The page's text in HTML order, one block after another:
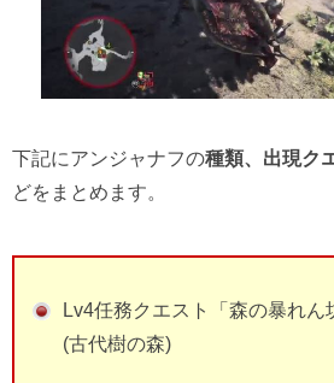
下記にアンジャナフの種類、出現ク
どをまとめます。
Lv4任務クエスト「森の暴れん
(古代樹の森)